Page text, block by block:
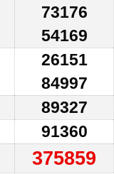
73176
54169
26151
84997
89327
91360
375859